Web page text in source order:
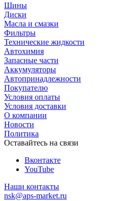
Шины
Диски
Масла и смазки
Фильтры
Технические жидкости
Автохимия
Запасные части
Аккумуляторы
Автопринадлежности
Покупателю
Условия оплаты
Условия доставки
О компании
Новости
Политика
Оставайтесь на связи
Вконтакте
YouTube
Наши контакты
nsk@aps-market.ru